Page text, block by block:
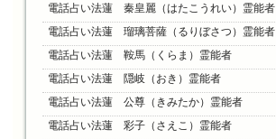
電話占い法蓮 秦皇麗（はたこうれい）霊能者
電話占い法蓮 瑠璃菩薩（るりぼさつ）霊能者
電話占い法蓮 鞍馬（くらま）霊能者
電話占い法蓮 隠岐（おき）霊能者
電話占い法蓮 公尊（きみたか）霊能者
電話占い法蓮 彩子（さえこ）霊能者